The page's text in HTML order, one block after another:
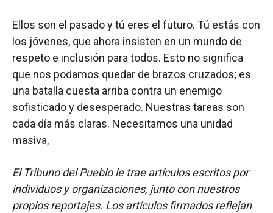
Ellos son el pasado y tú eres el futuro. Tú estás con
los jóvenes, que ahora insisten en un mundo de
respeto e inclusión para todos. Esto no significa
que nos podamos quedar de brazos cruzados; es
una batalla cuesta arriba contra un enemigo
sofisticado y desesperado. Nuestras tareas son
cada día más claras. Necesitamos una unidad
masiva,
El Tribuno del Pueblo le trae artículos escritos por
individuos y organizaciones, junto con nuestros
propios reportajes. Los artículos firmados reflejan